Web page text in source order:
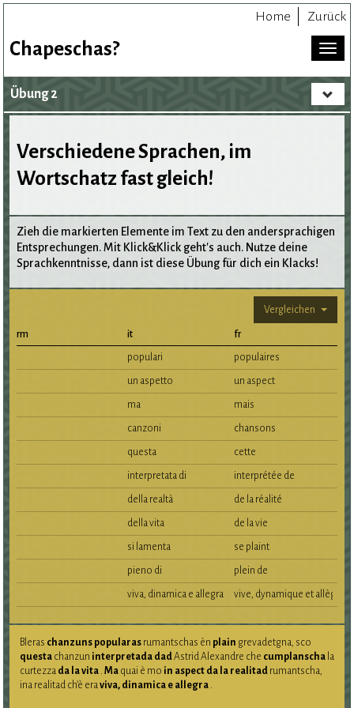
Home Zurück
Chapeschas?
Übung 2
Toggle
Verschiedene Sprachen, im
Wortschatz fast gleich!
Zieh die markierten Elemente im Text zu den andersprachigen
Entsprechungen. Mit Klick&Klick geht's auch. Nutze deine
Sprachkenntnisse, dann ist diese Übung für dich ein Klacks!
Vergleichen
rm it fr
populari populaires
un aspetto un aspect
ma mais
canzoni chansons
questa cette
interpretata di interprétée de
della realtà de la réalité
della vita de la vie
si lamenta se plaint
pieno di plein de
viva, dinamica e allegra vive, dynamique et allègre
Bleras chanzuns popularas rumantschas èn plain grevadetgna, sco
questa chanzun interpretada dadAstrid Alexandre che cumplanscha la
curtezza da la vita . Ma quai è mo in aspect da la realitad rumantscha,
ina realitad ch’è eraviva, dinamica e allegra .